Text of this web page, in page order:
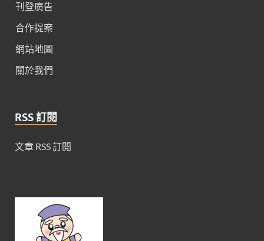
刊登廣告
合作提案
網站地圖
關於我們
RSS 訂閱
文章 RSS 訂閱